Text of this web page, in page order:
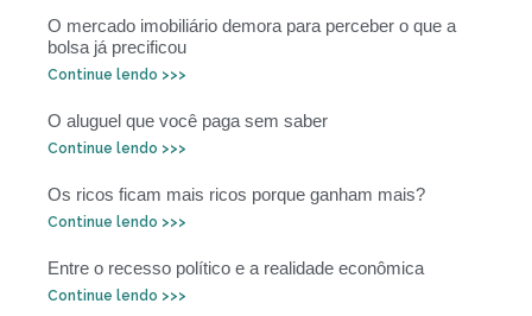
O mercado imobiliário demora para perceber o que a
bolsa já precificou
Continue lendo >>>
O aluguel que você paga sem saber
Continue lendo >>>
Os ricos ficam mais ricos porque ganham mais?
Continue lendo >>>
Entre o recesso político e a realidade econômica
Continue lendo >>>